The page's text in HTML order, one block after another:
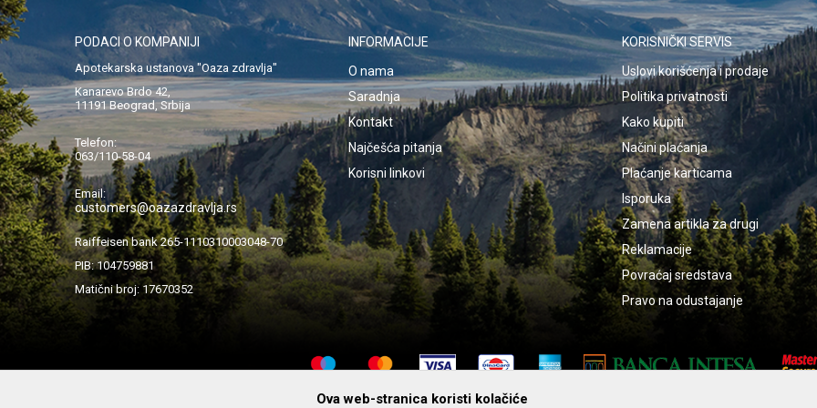
PODACI O KOMPANIJI
Apotekarska ustanova "Oaza zdravlja"
Kanarevo Brdo 42,
11191 Beograd, Srbija
Telefon:
063/110-58-04
Email:
customers@oazazdravlja.rs
Raiffeisen bank 265-1110310003048-70
PIB: 104759881
Matični broj: 17670352
INFORMACIJE
O nama
Saradnja
Kontakt
Najčešća pitanja
Korisni linkovi
KORISNIČKI SERVIS
Uslovi korišćenja i prodaje
Politika privatnosti
Kako kupiti
Načini plaćanja
Plaćanje karticama
Isporuka
Zamena artikla za drugi
Reklamacije
Povraćaj sredstava
Pravo na odustajanje
© 2019 Apotekarska ustanova „Oaza Zdravlja“ Beograd. Pre upotrebe proizvoda detaljno proučiti uputstvo. O indikacijama, merama opreza
Ova web-stranica koristi kolačiće